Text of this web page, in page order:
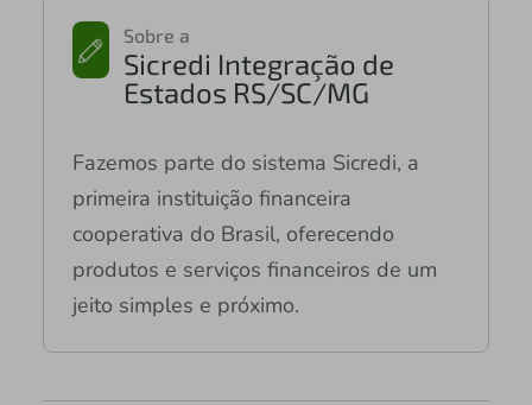
Sobre a
Sicredi Integração de
Estados RS/SC/MG
Fazemos parte do sistema Sicredi, a
primeira instituição financeira
cooperativa do Brasil, oferecendo
produtos e serviços financeiros de um
jeito simples e próximo.